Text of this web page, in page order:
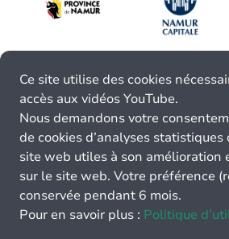
Ce site utilise des cookies
accès aux vidéos YouTube.
Nous demandons votre
de cookies d’analyses
site web utiles à son amélioration
sur le site web. Votre préférence
conservée pendant 6 mois.
Pour en savoir plus : Politique